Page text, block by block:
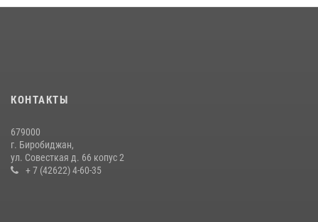
21 июля 2026, 04:18
Росгвардии по мини-футболу
15 июля 2026, 07:12 1
КОНТАКТЫ
679000
г. Биробиджан,
ул. Совесткая д. 66 копус 2
+ 7 (42622) 4-60-35